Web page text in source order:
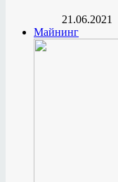
21.06.2021
Майнинг